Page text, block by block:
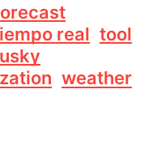
real tool
weather